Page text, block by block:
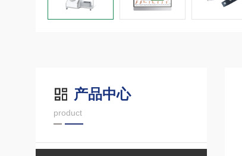
产品中心
product